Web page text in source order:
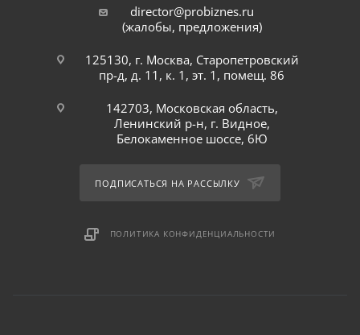
director@probiznes.ru
(жалобы, предложения)
125130, г. Москва, Старопетровский
пр-д, д. 11, к. 1, эт. 1, помещ. 86
142703, Московская область,
Ленинский р-н, г. Видное,
Белокаменное шоссе, 6Ю
ПОДПИСАТЬСЯ НА РАССЫЛКУ
ПОЛИТИКА КОНФИДЕНЦИАЛЬНОСТИ